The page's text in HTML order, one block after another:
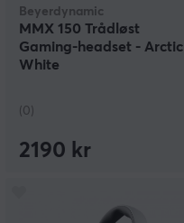
Beyerdynamic
MMX 150 Trådløst
Gaming-headset - Arctic
White
(0)
2190 kr